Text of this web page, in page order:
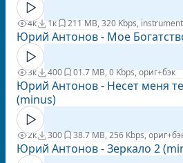
4к 1к 211 MB, 320 Kbps,
Юрий Антонов - Мое
3к 400 01.7 MB, 0 Kbps, ориг+бэк
Юрий Антонов - Несет меня
(minus)
2к 300 38.7 MB, 256 Kbps,
Юрий Антонов - Зеркало 2